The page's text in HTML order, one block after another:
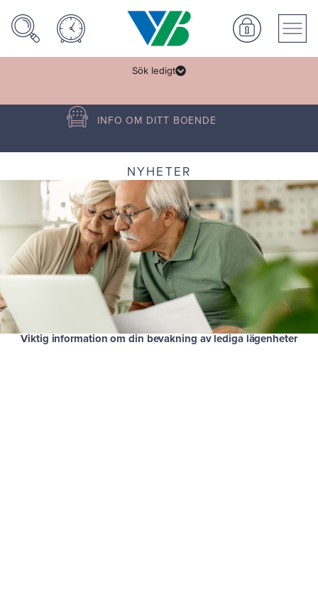
Sök ledigt
INFO OM DITT BOENDE
NYHETER
Viktig information om din bevakning av lediga lägenheter